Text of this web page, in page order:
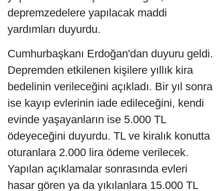
depremzedelere yapılacak maddi
yardımları duyurdu.
Cumhurbaşkanı Erdoğan'dan duyuru geldi.
Depremden etkilenen kişilere yıllık kira
bedelinin verileceğini açıkladı. Bir yıl sonra
ise kayıp evlerinin iade edileceğini, kendi
evinde yaşayanların ise 5.000 TL
ödeyeceğini duyurdu. TL ve kiralık konutta
oturanlara 2.000 lira ödeme verilecek.
Yapılan açıklamalar sonrasında evleri
hasar gören ya da yıkılanlara 15.000 TL